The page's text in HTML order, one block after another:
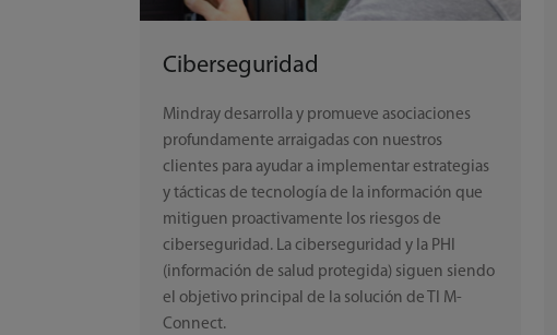
Ciberseguridad
Mindray desarrolla y promueve asociaciones
profundamente arraigadas con nuestros
clientes para ayudar a implementar estrategias
y tácticas de tecnología de la información que
mitiguen proactivamente los riesgos de
ciberseguridad. La ciberseguridad y la PHI
(información de salud protegida) siguen siendo
el objetivo principal de la solución de TI M-
Connect.